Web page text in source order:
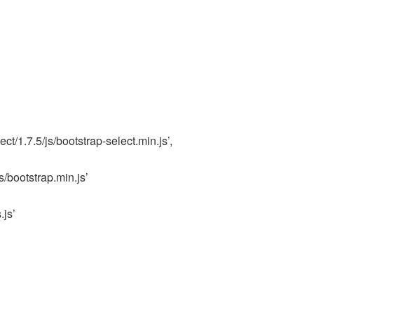
1.7.5/js/bootstrap-select.min.js’,
bootstrap.min.js’